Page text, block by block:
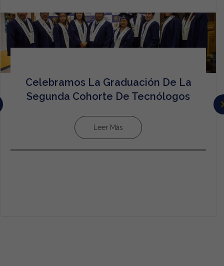
Celebramos La Graduación De La
Segunda Cohorte De Tecnólogos
Leer Más